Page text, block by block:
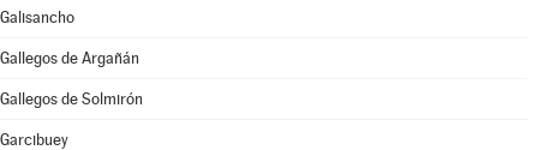
Galisancho
Gallegos de Argañán
Gallegos de Solmirón
Garcibuey